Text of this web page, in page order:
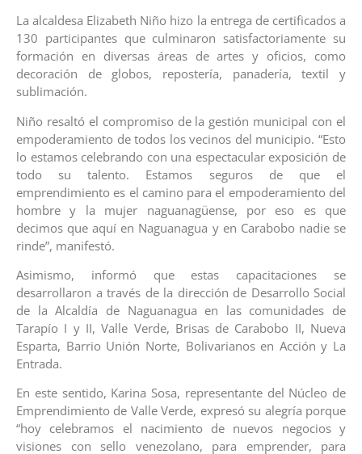
La alcaldesa Elizabeth Niño hizo la entrega de certificados a
130 participantes que culminaron satisfactoriamente su
formación en diversas áreas de artes y oficios, como
decoración de globos, repostería, panadería, textil y
sublimación.
Niño resaltó el compromiso de la gestión municipal con el
empoderamiento de todos los vecinos del municipio. “Esto
lo estamos celebrando con una espectacular exposición de
todo su talento. Estamos seguros de que el
emprendimiento es el camino para el empoderamiento del
hombre y la mujer naguanagüense, por eso es que
decimos que aquí en Naguanagua y en Carabobo nadie se
rinde”, manifestó.
Asimismo, informó que estas capacitaciones se
desarrollaron a través de la dirección de Desarrollo Social
de la Alcaldía de Naguanagua en las comunidades de
Tarapío I y II, Valle Verde, Brisas de Carabobo II, Nueva
Esparta, Barrio Unión Norte, Bolivarianos en Acción y La
Entrada.
En este sentido, Karina Sosa, representante del Núcleo de
Emprendimiento de Valle Verde, expresó su alegría porque
“hoy celebramos el nacimiento de nuevos negocios y
visiones con sello venezolano, para emprender, para